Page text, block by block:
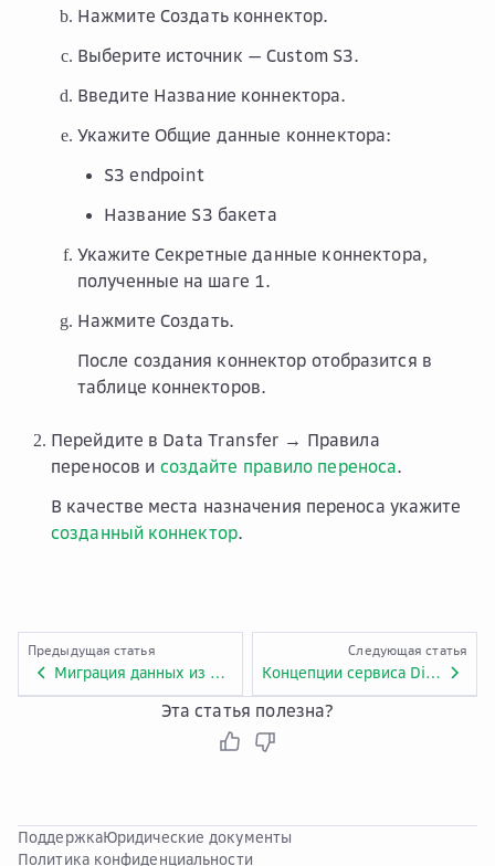
Нажмите Создать коннектор.
Выберите источник — Custom S3.
Введите Название коннектора.
Укажите Общие данные коннектора:
S3 endpoint
Название S3 бакета
Укажите Секретные данные коннектора,
полученные на шаге 1.
Нажмите Создать.
После создания коннектор отобразится в
таблице коннекторов.
Перейдите в Data Transfer → Правила
переносов и создайте правило переноса.
В качестве места назначения переноса укажите
созданный коннектор.
Предыдущая статья
Миграция данных из внешнего S3 в Advanced
Следующая статья
Концепции сервиса Distributed Train
Эта статья полезна?
ПоддержкаЮридические документы
Политика конфиденциальности